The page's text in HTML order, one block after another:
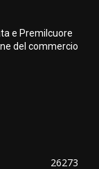
e Premilcuore
del commercio
26273